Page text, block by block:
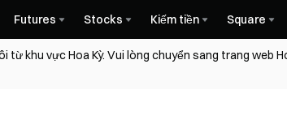
Futures Stocks Kiếm tiền Square
khu vực Hoa Kỳ. Vui lòng chuyển sang trang web